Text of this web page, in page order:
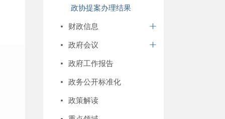
政协提案办理结果
财政信息
政府会议
政府工作报告
政务公开标准化
政策解读